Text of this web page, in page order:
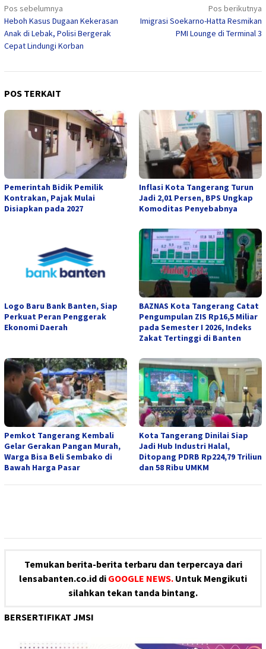
Navigasi
pos
Pos sebelumnya
Heboh Kasus Dugaan Kekerasan
Anak di Lebak, Polisi Bergerak
Cepat Lindungi Korban
Pos berikutnya
Imigrasi Soekarno-Hatta Resmikan
PMI Lounge di Terminal 3
POS TERKAIT
Pemerintah Bidik Pemilik
Kontrakan, Pajak Mulai
Disiapkan pada 2027
Inflasi Kota Tangerang Turun
Jadi 2,01 Persen, BPS Ungkap
Komoditas Penyebabnya
Logo Baru Bank Banten, Siap
Perkuat Peran Penggerak
Ekonomi Daerah
BAZNAS Kota Tangerang Catat
Pengumpulan ZIS Rp16,5 Miliar
pada Semester I 2026, Indeks
Zakat Tertinggi di Banten
Pemkot Tangerang Kembali
Gelar Gerakan Pangan Murah,
Warga Bisa Beli Sembako di
Bawah Harga Pasar
Kota Tangerang Dinilai Siap
Jadi Hub Industri Halal,
Ditopang PDRB Rp224,79 Triliun
dan 58 Ribu UMKM
Temukan berita-berita terbaru dan terpercaya dari
lensabanten.co.id di GOOGLE NEWS. Untuk Mengikuti
silahkan tekan tanda bintang.
BERSERTIFIKAT JMSI